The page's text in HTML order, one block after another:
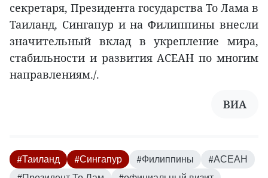
секретаря, Президента государства То Лама в
Таиланд, Сингапур и на Филиппины внесли
значительный вклад в укрепление мира,
стабильности и развития АСЕАН по многим
направлениям./.
ВИА
#Таиланд #Сингапур #Филиппины
#АСЕАН